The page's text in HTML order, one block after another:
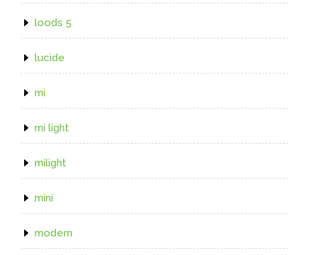
loods 5
lucide
mi
mi light
milight
mini
modern